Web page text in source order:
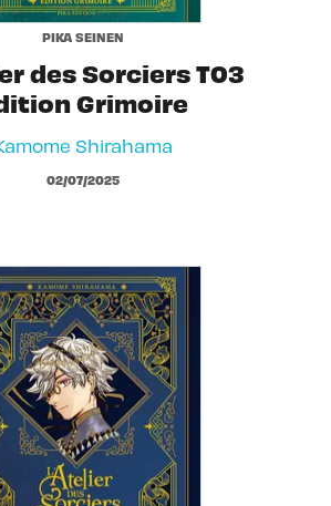
PIKA SEINEN
des Sorciers T03
Grimoire
Shirahama
02/07/2025